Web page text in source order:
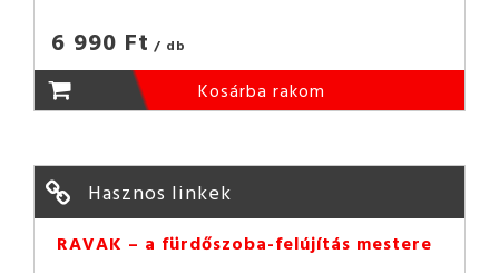
6 990 Ft / db
Kosárba rakom
Hasznos linkek
RAVAK – a fürdőszoba-felújítás mestere